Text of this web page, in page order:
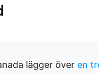
lägger över en